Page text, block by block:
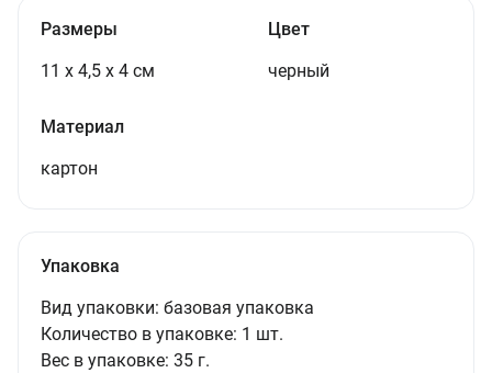
Размеры
11 х 4,5 х 4 см
Цвет
черный
Материал
картон
Упаковка
Вид упаковки: базовая упаковка
Количество в упаковке: 1 шт.
Вес в упаковке: 35 г.